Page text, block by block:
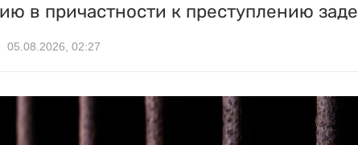
в причастности к преступлению
05.08.2026, 02:27